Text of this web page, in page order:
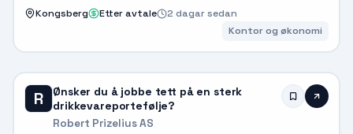
Kongsberg Etter avtale
2 dagar sedan
Kontor og økonomi
R
Ønsker du å jobbe tett på en sterk
drikkevareportefølje?
Robert Prizelius AS